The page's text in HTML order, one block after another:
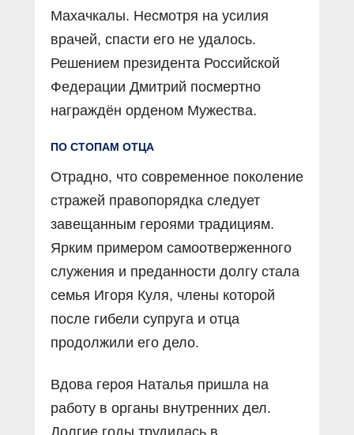
Махачкалы. Несмотря на усилия
врачей, спасти его не удалось.
Решением президента Российской
Федерации Дмитрий посмертно
награждён орденом Мужества.
ПО СТОПАМ ОТЦА
Отрадно, что современное поколение
стражей правопорядка следует
завещанным героями традициям.
Ярким примером самоотверженного
служения и преданности долгу стала
семья Игоря Куля, члены которой
после гибели супруга и отца
продолжили его дело.
Вдова героя Наталья пришла на
работу в органы внутренних дел.